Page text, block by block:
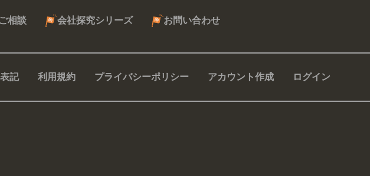
相談 会社探究シリーズ お問い合わせ
記 利用規約 プライバシーポリシー アカウント作成 ログイン